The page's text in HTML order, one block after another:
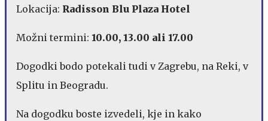
Lokacija: Radisson Blu Plaza Hotel
Možni termini: 10.00, 13.00 ali 17.00
Dogodki bodo potekali tudi v Zagrebu, na Reki, v
Splitu in Beogradu.
Na dogodku boste izvedeli, kje in kako